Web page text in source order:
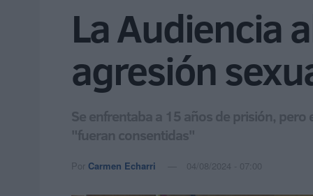
La Audiencia
agresión
Se enfrentaba a 15 años de prisión,
"fueran consentidas"
Por Carmen Echarri 04/08/2024 - 07:00